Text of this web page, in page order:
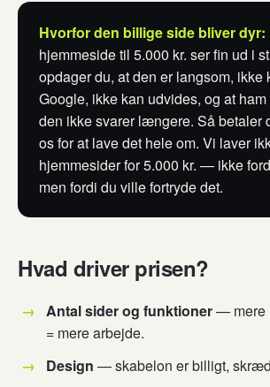
Hvorfor den billige side bliver dyr:
hjemmeside til 5.000 kr. ser fin ud i
opdager du, at den er langsom, ikke
Google, ikke kan udvides, og at
den ikke svarer længere. Så betaler
os for at lave det hele om. Vi laver
hjemmesider for 5.000 kr. — ikke
men fordi du ville fortryde det.
Hvad driver prisen?
Antal sider og funktioner— mere
= mere arbejde.
Design — skabelon er billigt,